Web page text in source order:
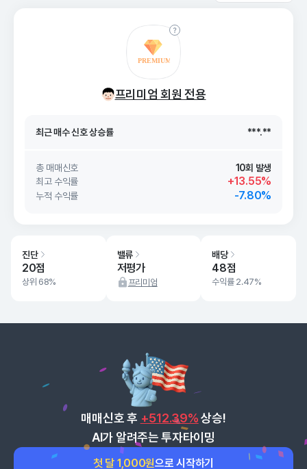
프리미엄 회원 전용
26. 08/06
최근 매수 신호 상승률 ***.**
최근 매수 신호 ***.**
총 매매신호
10회 발생
최고 수익률
+13.55%
누적 수익률 -7.80%
진단
20점
상위 68%
밸류
저평가
프리미엄
배당
48점
수익률 2.47%
매매신호 후 +512.39% 상승!
AI가 알려주는 투자타이밍
첫 달 1,000원으로 시작하기